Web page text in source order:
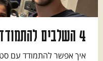
4 השלבים להתמודדות עם סטרס